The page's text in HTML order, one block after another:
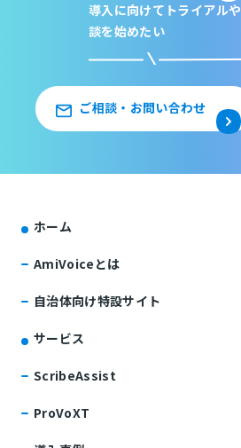
導入に向けてトライアルや
談を始めたい
ご相談・お問い合わせ
ホーム
AmiVoiceとは
自治体向け特設サイト
サービス
ScribeAssist
ProVoXT